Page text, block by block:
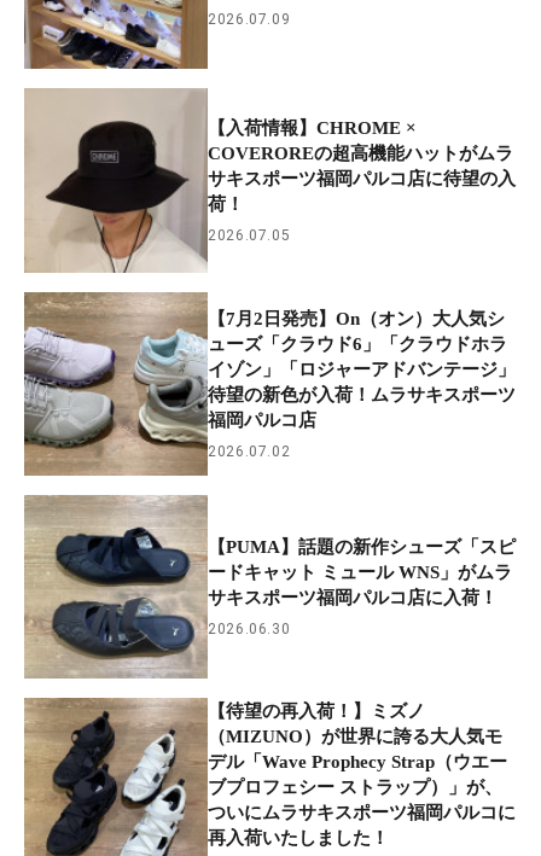
2026.07.09
【入荷情報】CHROME ×
COVEROREの超高機能ハットがムラ
サキスポーツ福岡パルコ店に待望の入
荷！
2026.07.05
【7月2日発売】On（オン）大人気シ
ューズ「クラウド6」「クラウドホラ
イゾン」「ロジャーアドバンテージ」
待望の新色が入荷！ムラサキスポーツ
福岡パルコ店
2026.07.02
【PUMA】話題の新作シューズ「スピ
ードキャット ミュール WNS」がムラ
サキスポーツ福岡パルコ店に入荷！
2026.06.30
【待望の再入荷！】ミズノ
（MIZUNO）が世界に誇る大人気モ
デル「Wave Prophecy Strap（ウエー
ブプロフェシー ストラップ）」が、
ついにムラサキスポーツ福岡パルコに
再入荷いたしました！